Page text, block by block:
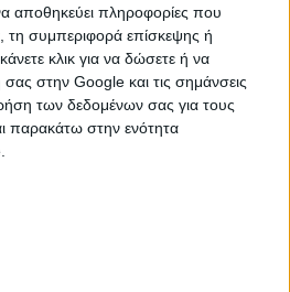
αποθηκεύει πληροφορίες που
τη συμπεριφορά επίσκεψης ή
κλικ για να δώσετε ή να
στην Google και τις σημάνσεις
των δεδομένων σας για τους
παρακάτω στην ενότητα
λόγια, αλλά με συνέπεια,
που αποδεικνύουν τα
μάθεις σήμερα τιΚΑΛΟ
ερωτική σου ζωή! Μάθε τώρα